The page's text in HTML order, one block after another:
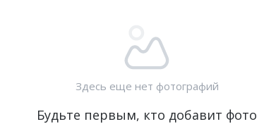
Здесь еще нет фотографий
Будьте первым, кто добавит фото